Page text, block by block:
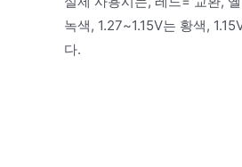
녹색, 1.27~1.15V는 황색,
다.